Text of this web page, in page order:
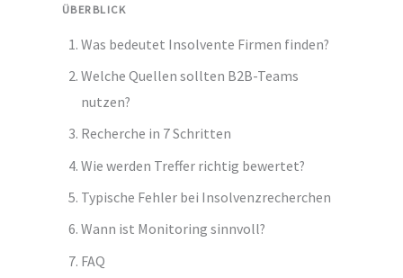
ÜBERBLICK
Was bedeutet Insolvente Firmen finden?
Welche Quellen sollten B2B-Teams
nutzen?
Recherche in 7 Schritten
Wie werden Treffer richtig bewertet?
Typische Fehler bei Insolvenzrecherchen
Wann ist Monitoring sinnvoll?
FAQ